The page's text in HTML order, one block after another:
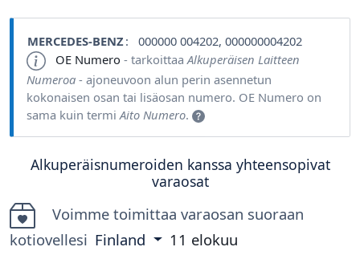
MERCEDES-BENZ: 000000 004202, 000000004202
OE Numero - tarkoittaa Alkuperäisen Laitteen
Numeroa - ajoneuvoon alun perin asennetun
kokonaisen osan tai lisäosan numero. OE Numero on
sama kuin termi Aito Numero.
Alkuperäisnumeroiden kanssa yhteensopivat
varaosat
Voimme toimittaa varaosan suoraan
kotiovellesi Finland 11 elokuu